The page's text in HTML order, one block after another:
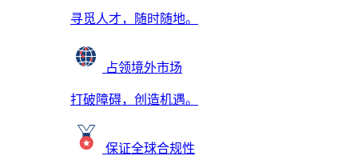
寻觅人才，随时随地。
占领境外市场
打破障碍，创造机遇。
保证全球合规性